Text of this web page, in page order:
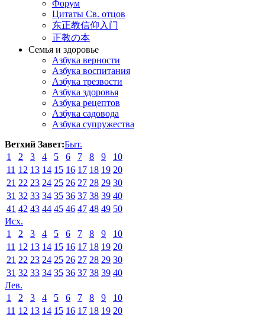
Форум
Цитаты Св. отцов
东正教信仰入门
正教の本
Семья и здоровье
Азбука верности
Азбука воспитания
Азбука трезвости
Азбука здоровья
Азбука рецептов
Азбука садовода
Азбука супружества
Ветхий Завет:Быт.
1
2 3 4 5 6 7 8 9
10
11 12 13 14 15 16 17 18 19 20
21 22 23 24 25 26 27 28 29 30
31 32 33 34 35 36 37 38 39 40
41 42 43 44 45 46 47 48 49 50
Исх.
1
2 3 4 5 6 7 8 9
10
11 12 13 14 15 16 17 18 19 20
21 22 23 24 25 26 27 28 29 30
31 32 33 34 35 36 37 38 39 40
Лев.
1
2 3 4 5 6 7 8 9
10
11 12 13 14 15 16 17 18 19 20